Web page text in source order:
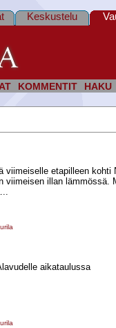
KOMMENTIT HAKU
Keskustelu
viimeiselle etapilleen kohti
viimeisen illan lämmössä.
aikataulussa